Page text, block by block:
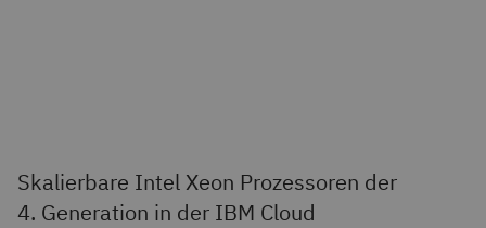
Skalierbare Intel Xeon Prozessoren der
4. Generation in der IBM Cloud